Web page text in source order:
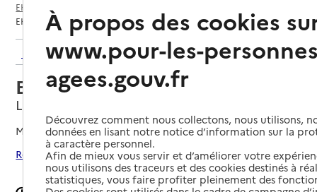
EHPAD par département
EHPAD Les Amandines
Retour aux résultats de l'annuaire
EHPAD Les Amandines
Lauris, VAUCLUSE
Mis à jour le29/01/2026
Rechercher les établissements autour de Lauris
À propos des cookies
www.pour-les-
agees.gouv.fr
Découvrez comment nous collectons, nous utilisons,
données en lisant notre notice d’information sur la
à caractère personnel.
Afin de mieux vous servir et d’améliorer votre
nous utilisons des traceurs et des cookies destinés à
statistiques, vous faire profiter pleinement des